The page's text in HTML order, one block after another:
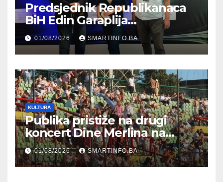
Predsjednik Republikanaca
BiH Edin Garaplija
prisustvovao prezentaciji
Federalnog sajma
zapošljavanja
01/08/2026 SMARTINFO.BA
KULTURA
Publika pristiže na drugi
koncert Dine Merlina na
Koševu
01/08/2026 SMARTINFO.BA